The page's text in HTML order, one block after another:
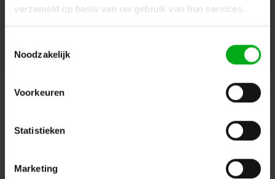
verzameld op basis van uw gebruik van hun services.
Noodzakelijk
Voorkeuren
Statistieken
Marketing
FAQ en reviews
Aanbevolen